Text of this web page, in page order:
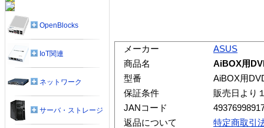
メーカー
ASUS
商品名
AiBOX用
型番
AiBOX用
保証条件
販売日より
JANコード
返品について
特定商取引
OpenBlocks
IoT関連
ネットワーク
サーバ・ストレージ